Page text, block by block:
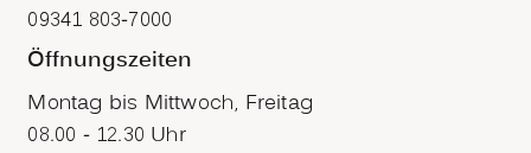
09341 803-7000
Öffnungszeiten
Montag bis Mittwoch, Freitag
08.00 - 12.30 Uhr